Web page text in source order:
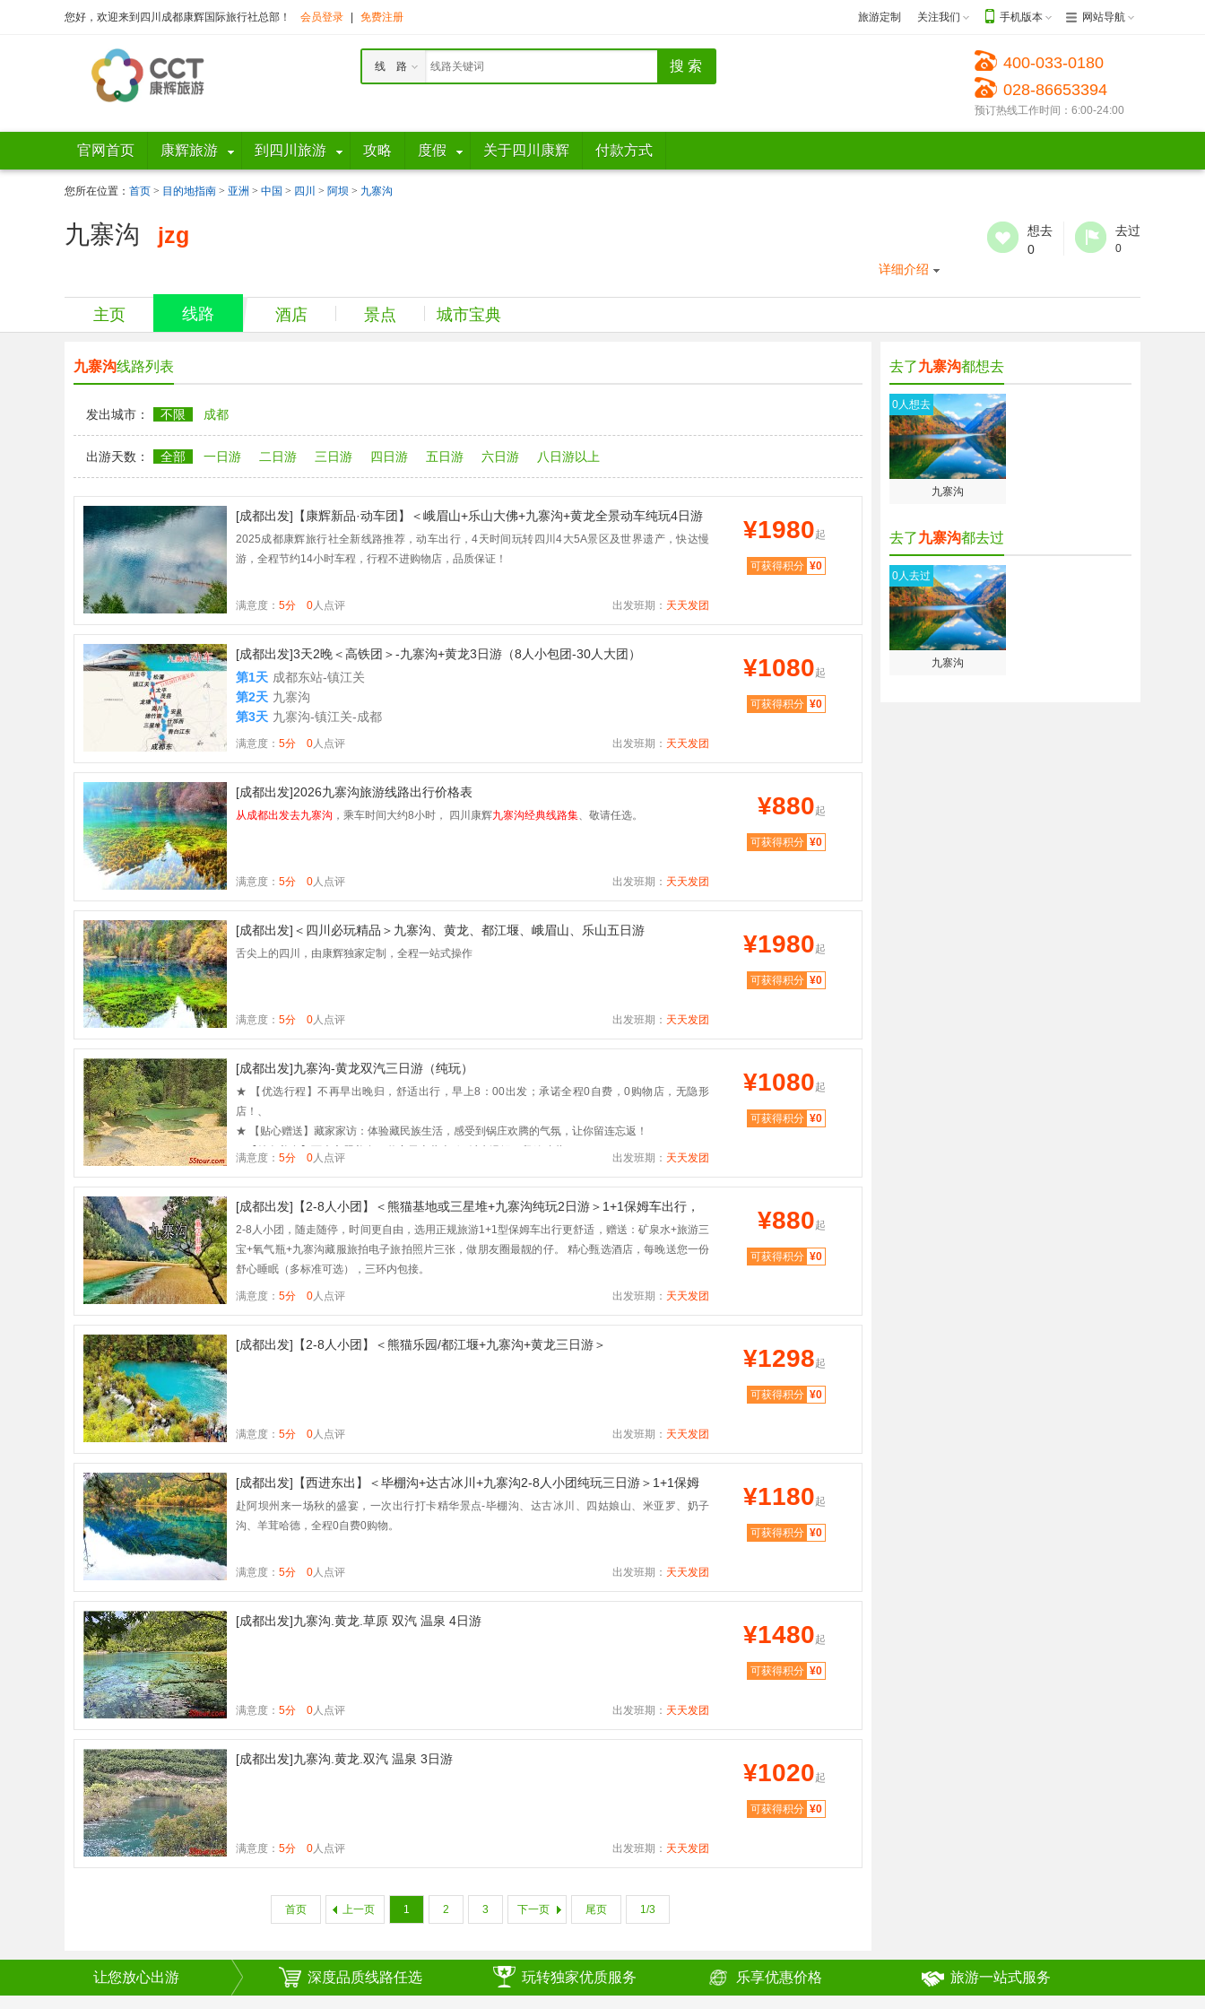
您好，欢迎来到四川成都康辉国际旅行社总部！ 会员登录 免费注册 旅游定制 关注我们 手机版本 网站导航
线 路
400-033-0180
028-86653394
预订热线工作时间：6:00-24:00
官网首页 康辉旅游 到四川旅游 攻略 度假 关于四川康辉 付款方式
您所在位置： 首页 > 目的地指南 > 亚洲 > 中国 > 四川 > 阿坝 > 九寨沟
九寨沟 jzg
想去
0
去过
0
详细介绍
主页 线路 酒店 景点 城市宝典
九寨沟线路列表
发出城市： 不限 成都
出游天数： 全部 一日游 二日游 三日游 四日游 五日游 六日游 八日游以上
[成都出发]【康辉新品·动车团】＜峨眉山+乐山大佛+九寨沟+黄龙全景动车纯玩4日游
＞双动贯穿四川4大世界遗产
2025成都康辉旅行社全新线路推荐，动车出行，4天时间玩转四川4大5A景区及世界遗产，快达慢
游，全程节约14小时车程，行程不进购物店，品质保证！
出发班期： 天天发团
满意度： 5分 0人点评
¥1980起
可获得积分 ¥0
[成都出发]3天2晚＜高铁团＞-九寨沟+黄龙3日游（8人小包团-30人大团）
第1天 成都东站-镇江关
第2天 九寨沟
第3天 九寨沟-镇江关-成都
出发班期： 天天发团
满意度： 5分 0人点评
¥1080起
可获得积分 ¥0
[成都出发]2026九寨沟旅游线路出行价格表
从成都出发去九寨沟 ，乘车时间大约8小时， 四川康辉九寨沟经典线路集、敬请任选。
出发班期： 天天发团
满意度： 5分 0人点评
¥880起
可获得积分 ¥0
[成都出发]＜四川必玩精品＞九寨沟、黄龙、都江堰、峨眉山、乐山五日游
舌尖上的四川，由康辉独家定制，全程一站式操作
出发班期： 天天发团
满意度： 5分 0人点评
¥1980起
可获得积分 ¥0
[成都出发]九寨沟-黄龙双汽三日游（纯玩）
★ 【优选行程】不再早出晚归，舒适出行，早上8：00出发；承诺全程0自费，0购物店，无隐形
店！、
★ 【贴心赠送】藏家家访：体验藏民族生活，感受到锅庄欢腾的气氛，让你留连忘返！
★【特色美食】两大主题美食：羌家天麻柴火鸡+牦牛汤锅，释放味蕾！
出发班期： 天天发团
满意度： 5分 0人点评
¥1080起
可获得积分 ¥0
[成都出发]【2-8人小团】＜熊猫基地或三星堆+九寨沟纯玩2日游＞1+1保姆车出行，
赠送九寨沟景区旅拍
2-8人小团，随走随停，时间更自由，选用正规旅游1+1型保姆车出行更舒适，赠送：矿泉水+旅游三
宝+氧气瓶+九寨沟藏服旅拍电子旅拍照片三张，做朋友圈最靓的仔。 精心甄选酒店，每晚送您一份
舒心睡眠（多标准可选），三环内包接。
出发班期： 天天发团
满意度： 5分 0人点评
¥880起
可获得积分 ¥0
[成都出发]【2-8人小团】＜熊猫乐园/都江堰+九寨沟+黄龙三日游＞
出发班期： 天天发团
满意度： 5分 0人点评
¥1298起
可获得积分 ¥0
[成都出发]【西进东出】＜毕棚沟+达古冰川+九寨沟2-8人小团纯玩三日游＞1+1保姆
车环线新玩法，轻松出行
赴阿坝州来一场秋的盛宴，一次出行打卡精华景点-毕棚沟、达古冰川、四姑娘山、米亚罗、奶子
沟、羊茸哈德，全程0自费0购物。
出发班期： 天天发团
满意度： 5分 0人点评
¥1180起
可获得积分 ¥0
[成都出发]九寨沟.黄龙.草原 双汽 温泉 4日游
出发班期： 天天发团
满意度： 5分 0人点评
¥1480起
可获得积分 ¥0
[成都出发]九寨沟.黄龙.双汽 温泉 3日游
出发班期： 天天发团
满意度： 5分 0人点评
¥1020起
可获得积分 ¥0
首页 上一页 1 2 3 下一页 尾页 1/3
去了九寨沟都想去
九寨沟
0人想去
去了九寨沟都去过
九寨沟
0人去过
让您放心出游 深度品质线路任选 玩转独家优质服务 乐享优惠价格 旅游一站式服务